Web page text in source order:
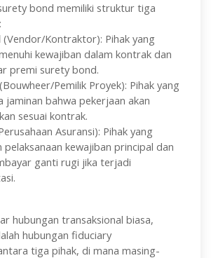
bond memiliki struktur tiga
(Vendor/Kontraktor): Pihak yang
kewajiban dalam kontrak dan
premi surety bond.
(Bouwheer/Pemilik Proyek): Pihak yang
jaminan bahwa pekerjaan akan
sesuai kontrak.
Asuransi): Pihak yang
pelaksanaan kewajiban principal dan
ganti rugi jika terjadi
hubungan transaksional biasa,
hubungan fiduciary
tiga pihak, di mana masing-